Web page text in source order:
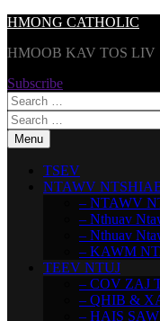
Skip
content
HMONG CATHOLIC
HMOOB KAV TOS LIV
Subscribe
Search
for:
Search
for:Menu
TSEV
NTAWV
– NTAWV
– Nthuav
– Nthuav
– KAWM
TEEV NTUJ
– COV ZAJ
– QHIB &
– HAIS